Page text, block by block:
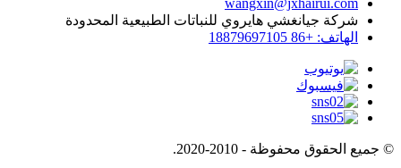
شركة جيانغشي هايروي للنباتات الطبيعية المحدودة
الهاتف: +86 18879697105
© جميع الحقوق محفوظة - 2010-2020.